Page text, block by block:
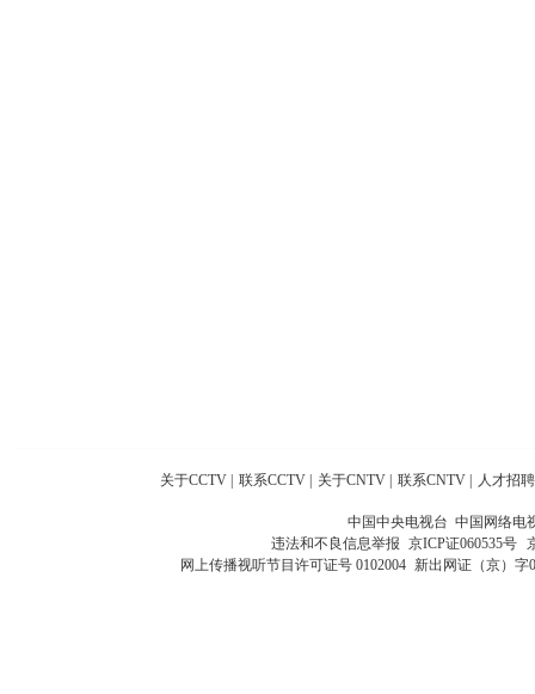
关于CCTV 联系CCTV 关于CNTV 联系CNTV 人才招聘
中国中央电视台 中国网络电
违法和不良信息举报 京ICP证060535号
网上传播视听节目许可证号 0102004 新出网证（京）